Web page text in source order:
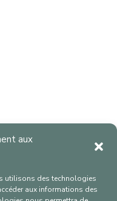
aux
utilisons des technologies
aux informations des